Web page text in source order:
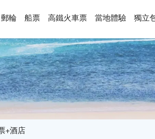
郵輪 船票 高鐵火車票 當地體驗 獨立
+酒店